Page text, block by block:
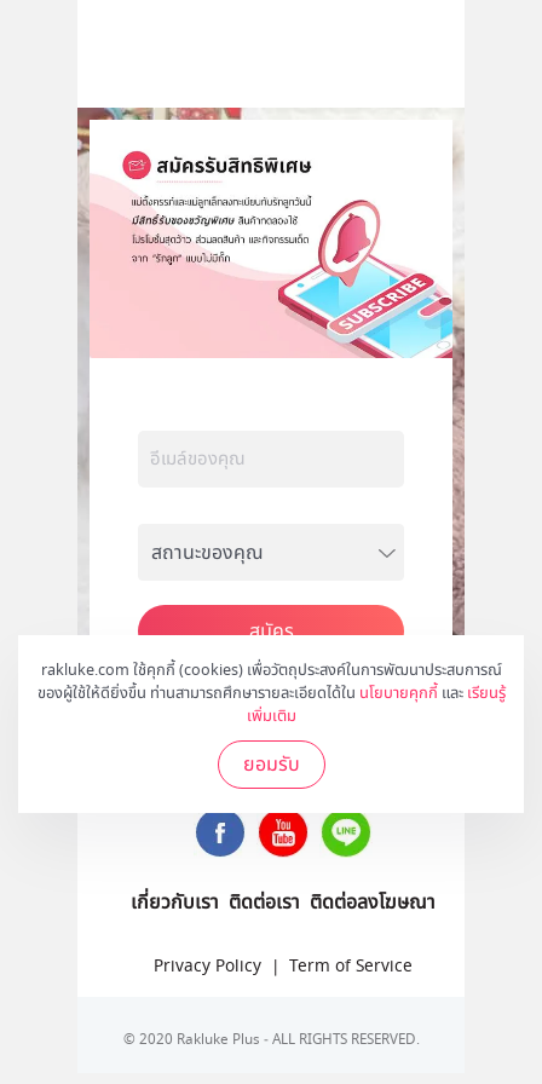
rakluke.com ใช้คุกกี้ (cookies) เพื่อวัตถุประสงค์ในการพัฒนาประสบการณ์
ของผู้ใช้ให้ดียิ่งขึ้น ท่านสามารถศึกษารายละเอียดได้ใน นโยบายคุกกี้ และ เรียนรู้
เพิ่มเติม
ยอมรับ
สมัคร
ติดตามเราได้ที่
เกี่ยวกับเรา ติดต่อเรา ติดต่อลงโฆษณา
Privacy Policy | Term of Service
© 2020 Rakluke Plus - ALL RIGHTS RESERVED.